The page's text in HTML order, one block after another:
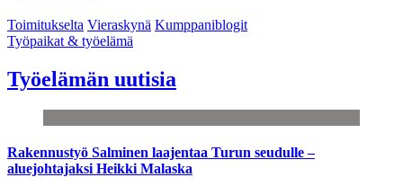
Toimitukselta Vieraskynä Kumppaniblogit
Työpaikat & työelämä
Työelämän uutisia
Rakennustyö Salminen laajentaa Turun seudulle –
aluejohtajaksi Heikki Malaska